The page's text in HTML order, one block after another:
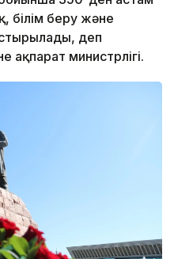
білім беру және
деп
министрлігі.